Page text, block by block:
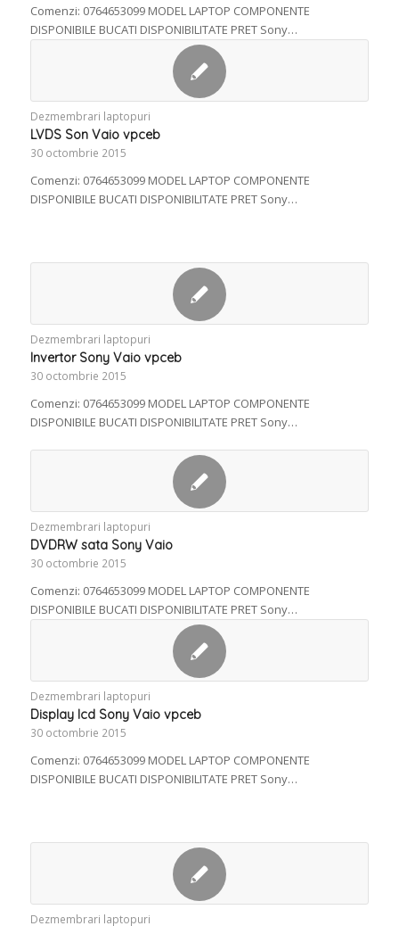
Comenzi: 0764653099 MODEL LAPTOP COMPONENTE
DISPONIBILE BUCATI DISPONIBILITATE PRET Sony…
Dezmembrari laptopuri
LVDS Son Vaio vpceb
30 octombrie 2015
Comenzi: 0764653099 MODEL LAPTOP COMPONENTE
DISPONIBILE BUCATI DISPONIBILITATE PRET Sony…
Dezmembrari laptopuri
Invertor Sony Vaio vpceb
30 octombrie 2015
Comenzi: 0764653099 MODEL LAPTOP COMPONENTE
DISPONIBILE BUCATI DISPONIBILITATE PRET Sony…
Dezmembrari laptopuri
DVDRW sata Sony Vaio
30 octombrie 2015
Comenzi: 0764653099 MODEL LAPTOP COMPONENTE
DISPONIBILE BUCATI DISPONIBILITATE PRET Sony…
Dezmembrari laptopuri
Display lcd Sony Vaio vpceb
30 octombrie 2015
Comenzi: 0764653099 MODEL LAPTOP COMPONENTE
DISPONIBILE BUCATI DISPONIBILITATE PRET Sony…
Dezmembrari laptopuri